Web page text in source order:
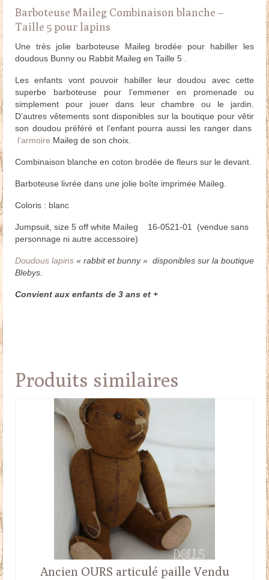
Barboteuse Maileg Combinaison blanche –
Taille 5 pour lapins
Une très jolie barboteuse Maileg brodée pour habiller les
doudous Bunny ou Rabbit Maileg en Taille 5 .
Les enfants vont pouvoir habiller leur doudou avec cette
superbe barboteuse pour l’emmener en promenade ou
simplement pour jouer dans leur chambre ou le jardin.
D’autres vêtements sont disponibles sur la boutique pour vêtir
son doudou préféré et l’enfant pourra aussi les ranger dans
l’armoire Maileg de son choix.
Combinaison blanche en coton brodée de fleurs sur le devant.
Barboteuse livrée dans une jolie boîte imprimée Maileg.
Coloris : blanc
Jumpsuit, size 5 off white Maileg 16-0521-01 (vendue sans
personnage ni autre accessoire)
Doudous lapins « rabbit et bunny » disponibles sur la boutique
Blebys.
Convient aux enfants de 3 ans et +
Produits similaires
Ancien OURS articulé paille Vendu